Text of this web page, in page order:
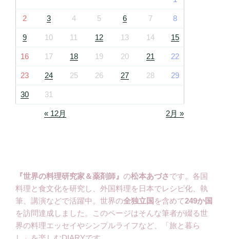
2 3 4 5 6 7 8
9 10 11 12 13 14 15
16 17 18 19 20 21 22
23 24 25 26 27 28 29
30 31
« 12月 2月 »
『世界の料理研究家＆薬剤師』 の松本あづさです。各国
料理と食文化を研究し、外国料理を日本でレシピ化、執
筆、講演などで活躍中。世界の全独立国 を含めて249か国
を訪問達成しました。このページはそんな筆者が綴る世
界の料理エッセイやシンプルライフなど、「旅と暮ら